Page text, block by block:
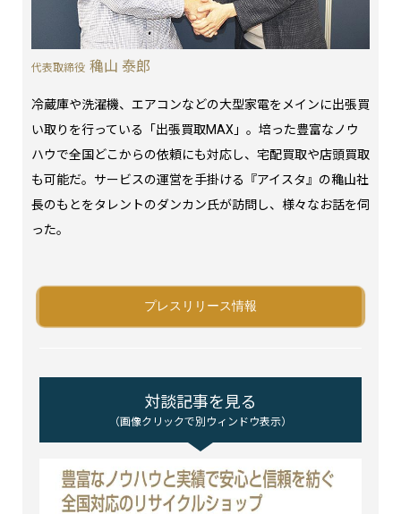
代表取締役 穐山 泰郎
冷蔵庫や洗濯機、エアコンなどの大型家電をメインに出張買
い取りを行っている「出張買取MAX」。培った豊富なノウ
ハウで全国どこからの依頼にも対応し、宅配買取や店頭買取
も可能だ。サービスの運営を手掛ける『アイスタ』の穐山社
長のもとをタレントのダンカン氏が訪問し、様々なお話を伺
った。
プレスリリース情報
対談記事を見る
（画像クリックで別ウィンドウ表示）